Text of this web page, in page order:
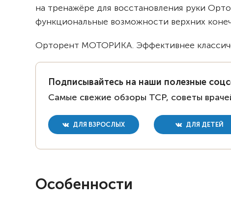
на тренажёре для восстановления руки
функциональные возможности верхних
Орторент МОТОРИКА. Эффективнее
Подписывайтесь на наши полезные
Самые свежие обзоры ТСР, советы
ДЛЯ ВЗРОСЛЫХ ДЛЯ ДЕТЕЙ
Особенности